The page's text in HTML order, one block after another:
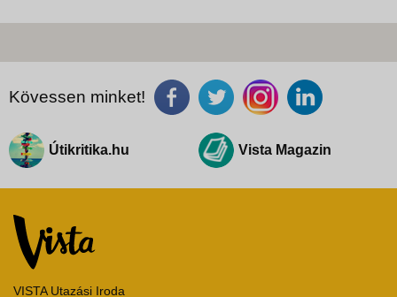
Kövessen minket!
Útikritika.hu Vista Magazin
VISTA Utazási Iroda